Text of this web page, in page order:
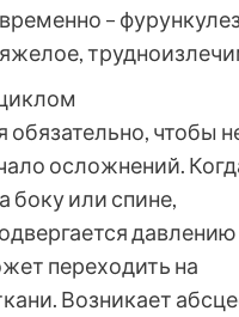
–
обязательно, чтобы
осложнений.
боку или спине,
давлению
переходить на
Возникает